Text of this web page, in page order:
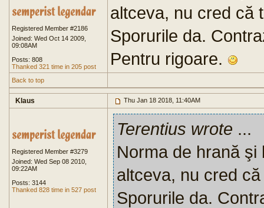
Registered Member #2186
Joined: Wed Oct 14 2009,
09:08AM
Posts: 808
Thanked 321 time in 205 post
altceva, nu cred că
Sporurile da.
Pentru rigoare.
Back to top
Klaus Thu Jan 18 2018, 11:40AM
Registered Member #3279
Joined: Wed Sep 08 2010,
09:22AM
Posts: 3144
Thanked 828 time in 527 post
Terentius wrote ...
Norma de hrană şi
altceva, nu cred
Sporurile da.